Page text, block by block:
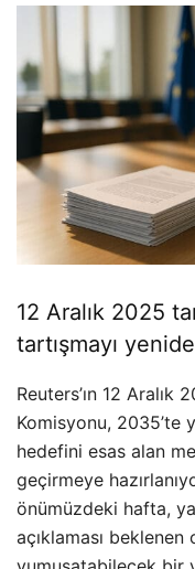
12 Aralık 2025
tartışmayı
Reuters’ın 12
Komisyonu, 2035’te
hedefini esas alan
geçirmeye
önümüzdeki hafta,
açıklaması